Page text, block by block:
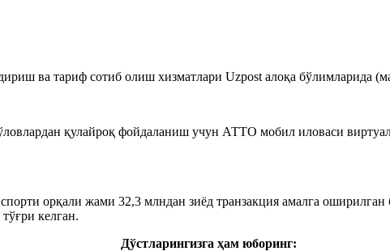
ва тариф сотиб олиш хизматлари Uzpost алоқа бўлимларида
қулайроқ фойдаланиш учун АТТО мобил иловаси
орқали жами 32,3 млндан зиёд транзакция амалга
келган.
Дўстларингизга ҳам юборинг: